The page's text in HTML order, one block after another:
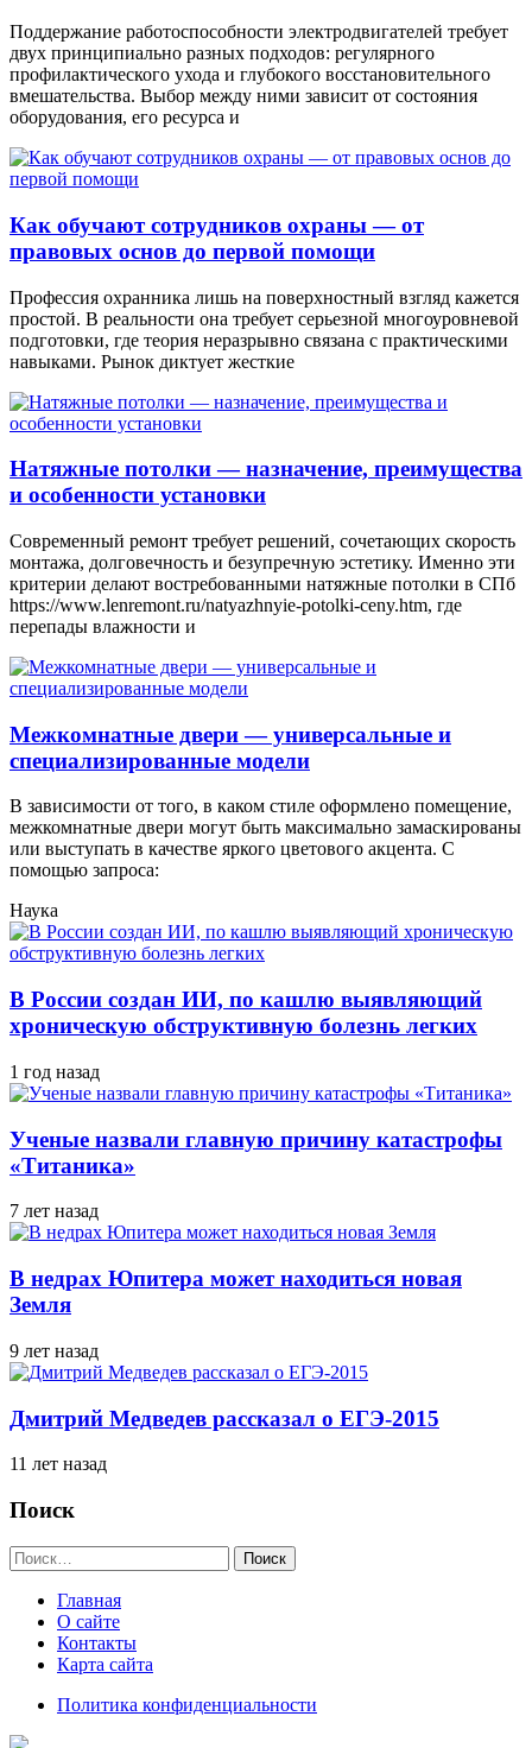
Поддержание работоспособности электродвигателей требует
двух принципиально разных подходов: регулярного
профилактического ухода и глубокого восстановительного
вмешательства. Выбор между ними зависит от состояния
оборудования, его ресурса и
Как обучают сотрудников охраны — от
правовых основ до первой помощи
Профессия охранника лишь на поверхностный взгляд кажется
простой. В реальности она требует серьезной многоуровневой
подготовки, где теория неразрывно связана с практическими
навыками. Рынок диктует жесткие
Натяжные потолки — назначение, преимущества
и особенности установки
Современный ремонт требует решений, сочетающих скорость
монтажа, долговечность и безупречную эстетику. Именно эти
критерии делают востребованными натяжные потолки в СПб
https://www.lenremont.ru/natyazhnyie-potolki-ceny.htm, где
перепады влажности и
Межкомнатные двери — универсальные и
специализированные модели
В зависимости от того, в каком стиле оформлено помещение,
межкомнатные двери могут быть максимально замаскированы
или выступать в качестве яркого цветового акцента. С
помощью запроса:
Наука
В России создан ИИ, по кашлю выявляющий
хроническую обструктивную болезнь легких
1 год назад
Ученые назвали главную причину катастрофы
«Титаника»
7 лет назад
В недрах Юпитера может находиться новая
Земля
9 лет назад
Дмитрий Медведев рассказал о ЕГЭ-2015
11 лет назад
Поиск
Найти:
Главная
О сайте
Контакты
Карта сайта
Политика конфиденциальности